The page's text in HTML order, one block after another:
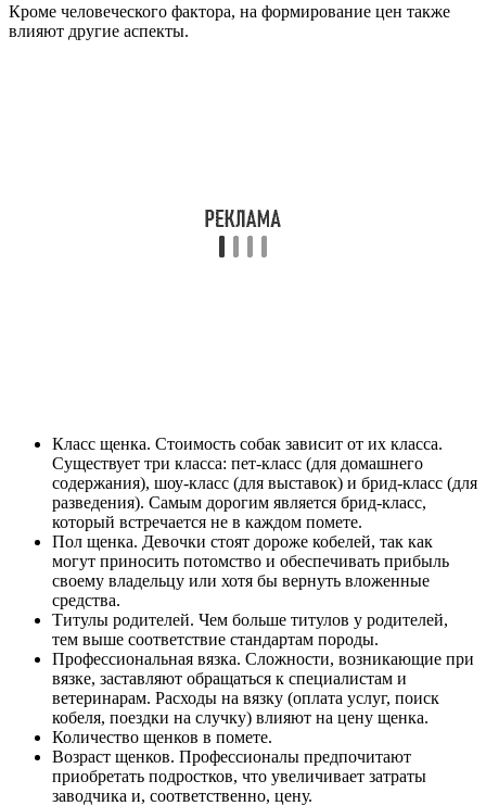
Кроме человеческого фактора, на формирование цен также
влияют другие аспекты.
Класс щенка. Стоимость собак зависит от их класса.
Существует три класса: пет-класс (для домашнего
содержания), шоу-класс (для выставок) и брид-класс (для
разведения). Самым дорогим является брид-класс,
который встречается не в каждом помете.
Пол щенка. Девочки стоят дороже кобелей, так как
могут приносить потомство и обеспечивать прибыль
своему владельцу или хотя бы вернуть вложенные
средства.
Титулы родителей. Чем больше титулов у родителей,
тем выше соответствие стандартам породы.
Профессиональная вязка. Сложности, возникающие при
вязке, заставляют обращаться к специалистам и
ветеринарам. Расходы на вязку (оплата услуг, поиск
кобеля, поездки на случку) влияют на цену щенка.
Количество щенков в помете.
Возраст щенков. Профессионалы предпочитают
приобретать подростков, что увеличивает затраты
заводчика и, соответственно, цену.